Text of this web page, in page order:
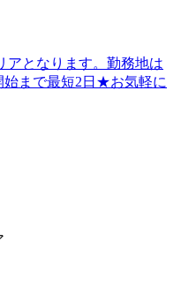
となります。勤務地は
始まで最短2日★お気軽に